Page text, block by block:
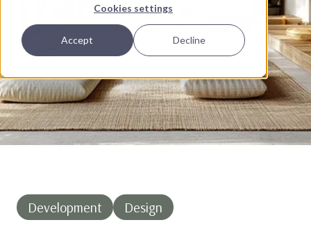
Cookies settings
Accept Decline
Development Design